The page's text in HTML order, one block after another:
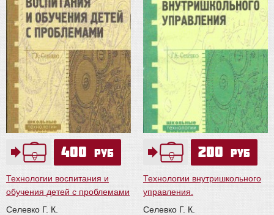
400 руб
Технологии воспитания и
обучения детей с проблемами
Селевко Г. К.
200 руб
Технологии внутришкольного
управления.
Селевко Г. К.